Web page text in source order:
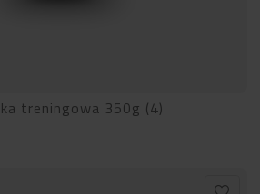
treningowa 350g (4)